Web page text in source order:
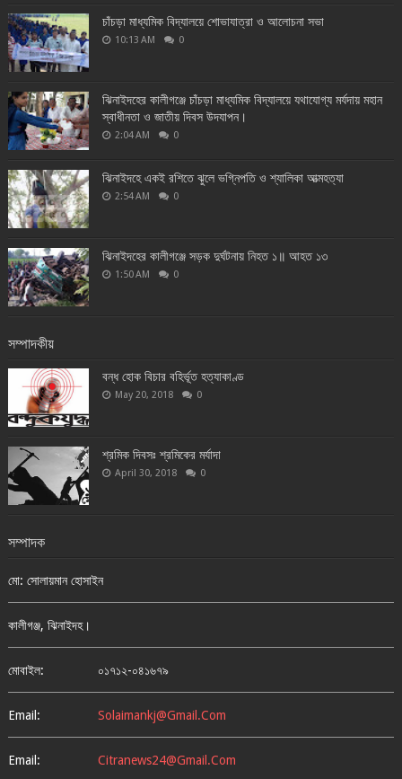
চাঁচড়া মাধ্যমিক বিদ্যালয়ে শোভাযাত্রা ও আলোচনা সভা
10:13 AM 0
ঝিনাইদহের কালীগঞ্জে চাঁচড়া মাধ্যমিক বিদ্যালয়ে যথাযোগ্য মর্যদায় মহান
স্বাধীনতা ও জাতীয় দিবস উদযাপন।
2:04 AM 0
ঝিনাইদহে একই রশিতে ঝুলে ভগ্নিপতি ও শ্যালিকা আত্মহত্যা
2:54 AM 0
ঝিনাইদহের কালীগঞ্জে সড়ক দুর্ঘটনায় নিহত ১॥ আহত ১৩
1:50 AM 0
সম্পাদকীয়
বন্ধ হোক বিচার বহির্ভূত হত্যাকাণ্ড
May 20, 2018 0
শ্রমিক দিবসঃ শ্রমিকের মর্যাদা
April 30, 2018 0
সম্পাদক
মো: সোলায়মান হোসাইন
কালীগঞ্জ, ঝিনাইদহ।
মোবাইল: ০১৭১২-০৪১৬৭৯
Email: Solaimankj@gmail.com
Email: Citranews24@gmail.com